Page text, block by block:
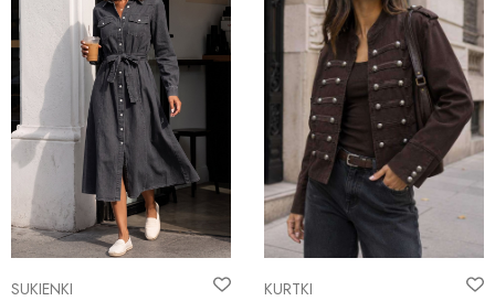
SUKIENKI KURTKI